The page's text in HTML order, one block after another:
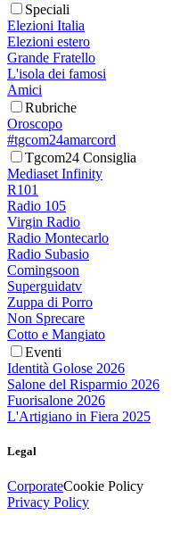
Speciali
Elezioni Italia
Elezioni estero
Grande Fratello
L'isola dei famosi
Amici
Rubriche
Oroscopo
#tgcom24amarcord
Tgcom24 Consiglia
Mediaset Infinity
R101
Radio 105
Virgin Radio
Radio Montecarlo
Radio Subasio
Comingsoon
Superguidatv
Zuppa di Porro
Non Sprecare
Cotto e Mangiato
Eventi
Identità Golose 2026
Salone del Risparmio 2026
Fuorisalone 2026
L'Artigiano in Fiera 2025
Legal
CorporateCookie Policy
Privacy Policy